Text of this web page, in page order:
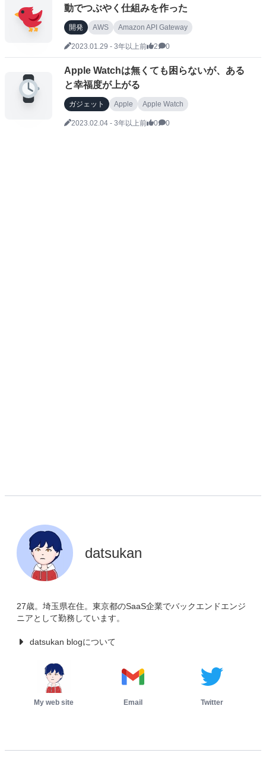
動でつぶやく仕組みを作った
開発 AWS
Amazon API Gateway
AWS Step Functions
AWS Lambda
Twitter
プログラミング ブログ
2023.01.29 - 3年以上前 2 0
Apple Watchは無くても困らないが、ある
と幸福度が上がる
ガジェット Apple
Apple Watch
スマートウォッチ
2023.02.04 - 3年以上前 0 0
datsukan
27歳。埼玉県在住。東京都のSaaS企業でバックエンドエンジ
ニアとして勤務しています。
datsukan blogについて
My web site Email Twitter